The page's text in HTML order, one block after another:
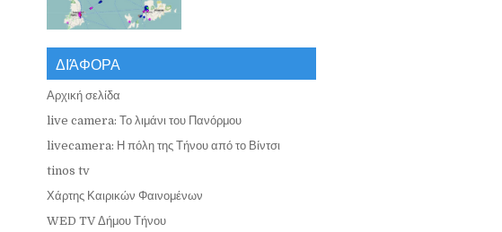
ΔΙΆΦΟΡΑ
Αρχική σελίδα
live camera: Το λιμάνι του Πανόρμου
livecamera: Η πόλη της Τήνου από το Βίντσι
tinos tv
Χάρτης Καιρικών Φαινομένων
WED TV Δήμου Τήνου